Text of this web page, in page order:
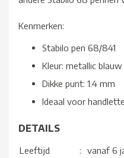
Kenmerken:
Stabilo pen 68/841
Kleur: metallic blauw
Dikke punt: 1.4 mm
Ideaal voor
DETAILS
Leeftijd :
vanaf 6